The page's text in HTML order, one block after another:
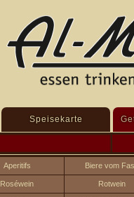
Speisekarte
Aperitifs Biere vom
Roséwein Rotwein